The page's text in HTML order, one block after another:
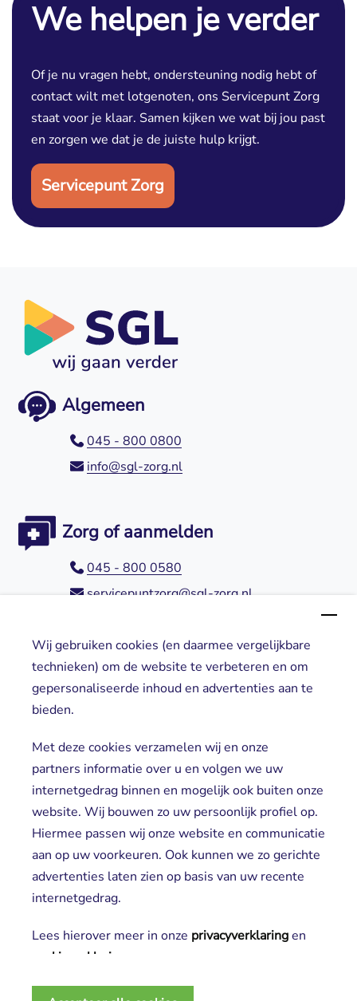
Wij gebruiken cookies (en daarmee vergelijkbare
technieken) om de website te verbeteren en om
gepersonaliseerde inhoud en advertenties aan te
bieden.
Met deze cookies verzamelen wij en onze
partners informatie over u en volgen we uw
internetgedrag binnen en mogelijk ook buiten onze
website. Wij bouwen zo uw persoonlijk profiel op.
Hiermee passen wij onze website en communicatie
aan op uw voorkeuren. Ook kunnen we zo gerichte
advertenties laten zien op basis van uw recente
internetgedrag.
Lees hierover meer in onze privacyverklaringen
cookieverklaring
Noodzakelijke cookies
We helpen je verder
Of je nu vragen hebt, ondersteuning nodig hebt of
contact wilt met lotgenoten, ons Servicepunt Zorg
staat voor je klaar. Samen kijken we wat bij jou past
en zorgen we dat je de juiste hulp krijgt.
Servicepunt Zorg
Algemeen
045 - 800 0800
info@sgl-zorg.nl
Zorg of aanmelden
045 - 800 0580
servicepuntzorg@sgl-zorg.nl
Direct naar
Locaties
Vrijwilligers
Aanmelden nieuwsbrief
Privacy verklaring